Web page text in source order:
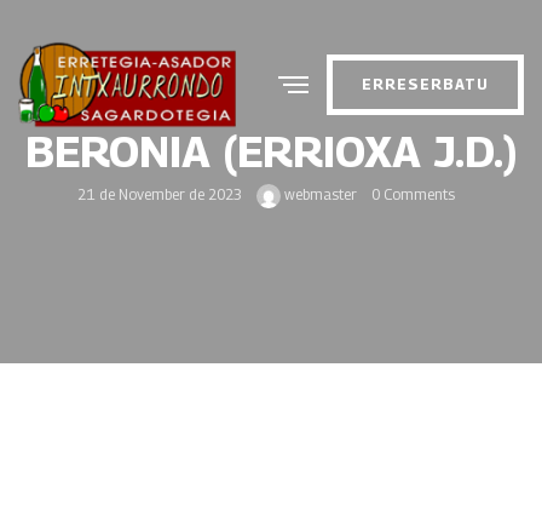
ERRESERBATU
BERONIA (ERRIOXA J.D.)
21 de November de 2023 webmaster 0 Comments